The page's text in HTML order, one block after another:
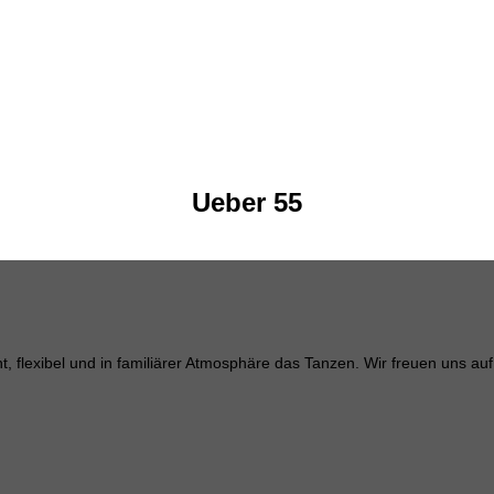
Ueber 55
flexibel und in familiärer Atmosphäre das Tanzen. Wir freuen uns